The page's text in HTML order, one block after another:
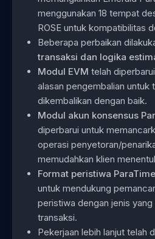
menggunakan 18 tempat
ROSE untuk kompatibilitas
Beberapa perbaikan
transaksi dan logika
Modul EVM telah
alasan pengembalian untuk
dikembalikan dengan baik.
Modul akun konsensus
diperbarui untuk
operasi penyetoran/
memudahkan klien
Format peristiwa
untuk mendukung
peristiwa dengan jenis
transaksi.
Pekerjaan lebih lanjut telah